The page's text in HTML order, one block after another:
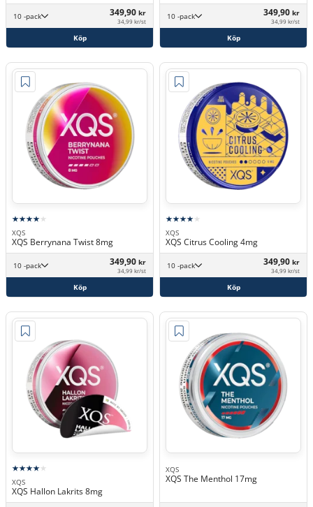
10 -pack 349,90 kr
34,99 kr/st
Köp
10 -pack 349,90 kr
34,99 kr/st
Köp
XQS
XQS Berrynana Twist 8mg
10 -pack 349,90 kr
34,99 kr/st
Köp
XQS
XQS Citrus Cooling 4mg
10 -pack 349,90 kr
34,99 kr/st
Köp
XQS
XQS Hallon Lakrits 8mg
XQS
XQS The Menthol 17mg